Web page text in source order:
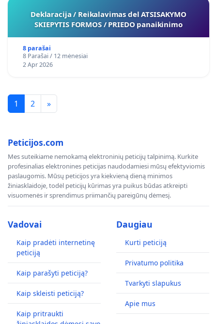
Deklaracija / Reikalavimas del ATSISAKYMO
SKIEPYTIS FORMOS / PRIEDO panaikinimo
8 parašai
8 Parašai / 12 mėnesiai
2 Apr 2026
1 2 »
Peticijos.com
Mes suteikiame nemokamą elektroninių peticijų talpinimą. Kurkite
profesinalias elektronines peticijas naudodamiesi mūsų efektyviomis
paslaugomis. Mūsų peticijos yra kiekvieną dieną minimos
žiniasklaidoje, todėl peticijų kūrimas yra puikus būdas atkreipti
visuomenės ir sprendimus priimančių pareigūnų dėmesį.
Vadovai
Kaip pradėti internetinę
peticiją
Kaip parašyti peticiją?
Kaip skleisti peticiją?
Kaip pritraukti
Daugiau
Kurti peticiją
Privatumo politika
Tvarkyti slapukus
Apie mus